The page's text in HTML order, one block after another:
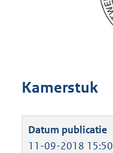
Kamerstuk
11-09-2018 15:50